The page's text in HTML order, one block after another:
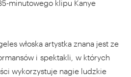
minutowego klipu Kanye
włoska artystka znana jest ze
i spektakli, w których
wykorzystuje nagie ludzkie